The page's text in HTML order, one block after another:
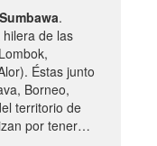
Sumbawa.
de las
Éstas junto
Borneo,
territorio de
por tener…